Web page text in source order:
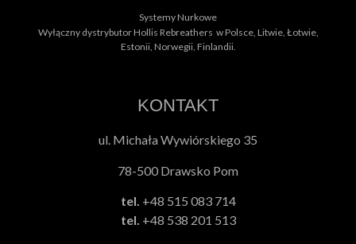
Systemy Nurkowe
Wyłączny dystrybutor Hollis Rebreathers w Polsce, Litwie, Łotwie,
Estonii, Norwegii, Finlandii.
KONTAKT
ul. Michała Wywiórskiego 35
78-500 Drawsko Pom
tel. +48 515 083 714
tel. +48 538 201 513